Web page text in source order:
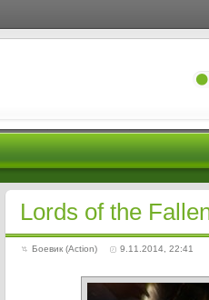
Lords of the
Боевик (Action) 9.11.2014, 22:41